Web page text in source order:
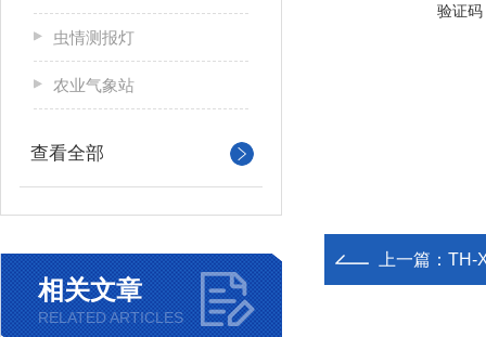
虫情测报灯
农业气象站
查看全部
相关文章
RELATED ARTICLES
验证码
上一篇： TH-